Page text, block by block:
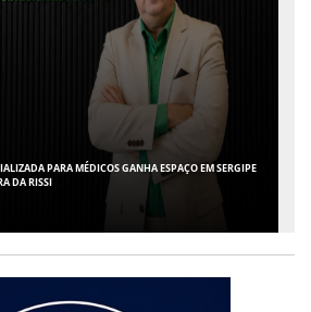
ALFREDO GASPAR COMO VICE EM SUA